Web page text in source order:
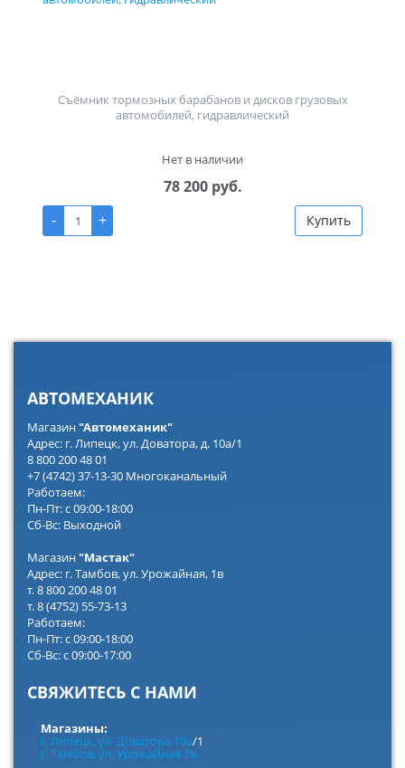
Съёмник тормозных барабанов и дисков грузовых
автомобилей, гидравлический
Нет в наличии
78 200 руб.
-
+ Купить
АВТОМЕХАНИК
Магазин"Автомеханик"
Адрес: г. Липецк, ул. Доватора, д. 10а/1
8 800 200 48 01
+7 (4742) 37-13-30 Многоканальный
Работаем:
Пн-Пт: с 09:00-18:00
Сб-Вс: Выходной
Магазин"Мастак"
Адрес: г. Тамбов, ул. Урожайная, 1в
т. 8 800 200 48 01
т. 8 (4752) 55-73-13
Работаем:
Пн-Пт: с 09:00-18:00
Сб-Вс: с 09:00-17:00
СВЯЖИТЕСЬ С НАМИ
Магазины:
г. Липецк, ул. Доватора 10а/1
г. Тамбов, ул. Урожайная 1в